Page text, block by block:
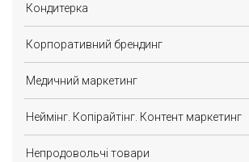
Кондитерка
Корпоративний брендинг
Медичний маркетинг
Неймінг. Копірайтінг. Контент маркетинг
Непродовольчі товари